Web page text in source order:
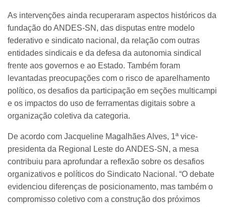
As intervenções ainda recuperaram aspectos históricos da
fundação do ANDES-SN, das disputas entre modelo
federativo e sindicato nacional, da relação com outras
entidades sindicais e da defesa da autonomia sindical
frente aos governos e ao Estado. Também foram
levantadas preocupações com o risco de aparelhamento
político, os desafios da participação em seções multicampi
e os impactos do uso de ferramentas digitais sobre a
organização coletiva da categoria.
De acordo com Jacqueline Magalhães Alves, 1ª vice-
presidenta da Regional Leste do ANDES-SN, a mesa
contribuiu para aprofundar a reflexão sobre os desafios
organizativos e políticos do Sindicato Nacional. “O debate
evidenciou diferenças de posicionamento, mas também o
compromisso coletivo com a construção dos próximos